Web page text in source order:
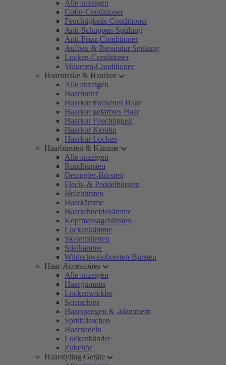
Alle anzeigen
Color-Conditioner
Feuchtigkeits-Conditioner
Anti-Schuppen-Spülung
Anti-Frizz-Conditioner
Aufbau & Reparatur Spülung
Locken-Conditioner
Volumen-Conditioner
Haarmaske & Haarkur
Alle anzeigen
Haarbutter
Haarkur trockenes Haar
Haarkur gefärbtes Haar
Haarkur Feuchtigkeit
Haarkur Keratin
Haarkur Locken
Haarbürsten & Kämme
Alle anzeigen
Rundbürsten
Detangler-Bürsten
Flach- & Paddelbürsten
Holzbürsten
Haarkämme
Haarschneidekämme
Kopfmassagebürsten
Lockenkämme
Skelettbürsten
Stielkämme
Wildschweinborsten-Bürsten
Haar-Accessoires
Alle anzeigen
Haargummis
Lockenwickler
Scrunchies
Haarspangen & -klammern
Sprühflaschen
Haarnadeln
Lockenbänder
Zubehör
Haarstyling-Geräte